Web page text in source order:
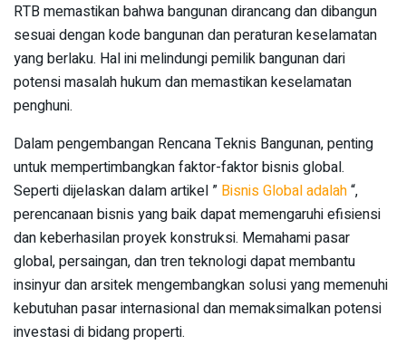
RTB memastikan bahwa bangunan dirancang dan dibangun
sesuai dengan kode bangunan dan peraturan keselamatan
yang berlaku. Hal ini melindungi pemilik bangunan dari
potensi masalah hukum dan memastikan keselamatan
penghuni.
Dalam pengembangan Rencana Teknis Bangunan, penting
untuk mempertimbangkan faktor-faktor bisnis global.
Seperti dijelaskan dalam artikel ” Bisnis Global adalah“,
perencanaan bisnis yang baik dapat memengaruhi efisiensi
dan keberhasilan proyek konstruksi. Memahami pasar
global, persaingan, dan tren teknologi dapat membantu
insinyur dan arsitek mengembangkan solusi yang memenuhi
kebutuhan pasar internasional dan memaksimalkan potensi
investasi di bidang properti.